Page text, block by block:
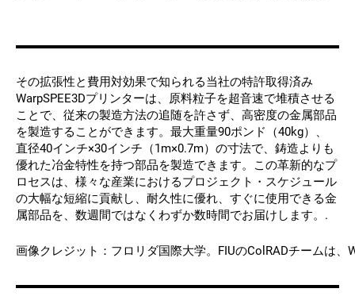
その拡張性と費用対効果で知られる当社の特許取得済み
WarpSPEE3Dプリンターは、原料粒子を超音速で堆積させる
ことで、従来の製造方法の追随を許さず、高密度の金属部品
を製造することができます。最大重量90ポンド（40kg）、
直径40インチ×30インチ（1m×0.7m）の寸法で、鋳造よりも
優れた冶金特性を持つ部品を製造できます。この革新的なプ
ロセスは、様々な産業におけるプロジェクト・スケジュール
の大幅な短縮に貢献し、耐久性に優れ、すぐに使用できる金
属部品を、数週間ではなくわずか数時間でお届けします。.
画像クレジット：フロリダ国際大学。FIUのColRADチームは